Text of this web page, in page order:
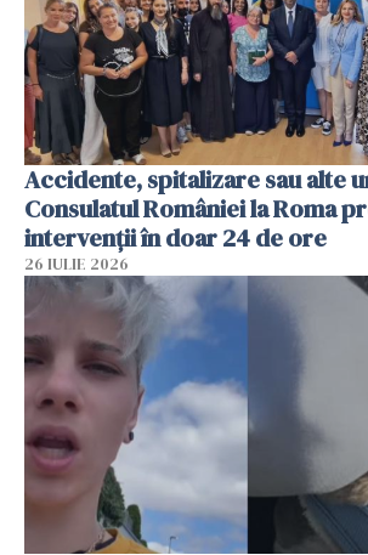
Accidente, spitalizare sau alte
Consulatul României la Roma
intervenții în doar 24 de ore
26 IULIE 2026